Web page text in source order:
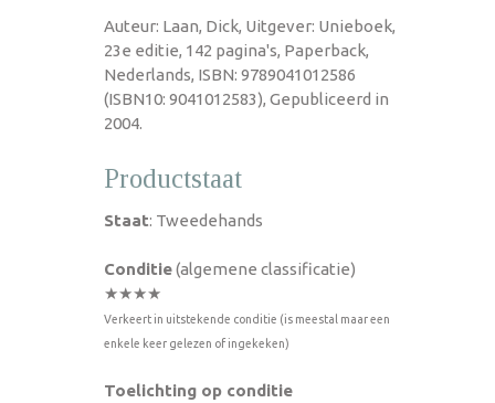
Auteur: Laan, Dick, Uitgever: Unieboek,
23e editie, 142 pagina's, Paperback,
Nederlands, ISBN: 9789041012586
(ISBN10: 9041012583), Gepubliceerd in
2004.
Productstaat
Staat: Tweedehands
Conditie(algemene classificatie)
★★★★
Verkeert in uitstekende conditie (is meestal maar een
enkele keer gelezen of ingekeken)
Toelichting op conditie